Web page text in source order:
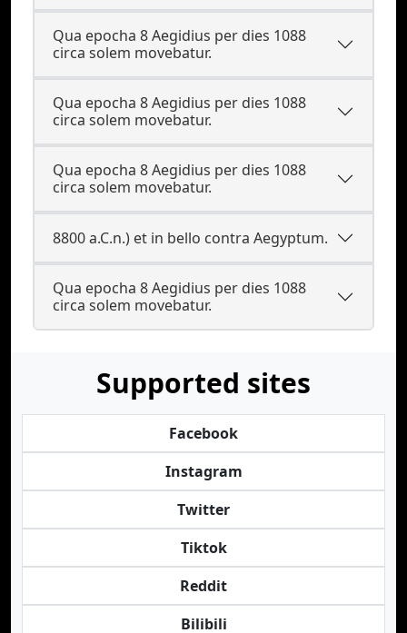
Qua epocha 8 Aegidius per dies 1088
circa solem movebatur.
Qua epocha 8 Aegidius per dies 1088
circa solem movebatur.
Qua epocha 8 Aegidius per dies 1088
circa solem movebatur.
8800 a.C.n.) et in bello contra Aegyptum.
Qua epocha 8 Aegidius per dies 1088
circa solem movebatur.
Supported sites
Facebook
Instagram
Twitter
Tiktok
Reddit
Bilibili